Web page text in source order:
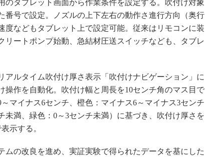
タブレット画面から作業条件を設定する。吹付け対象
番号で設定。ノズルの上下左右の動作さ進行方向（奥行
度などもタブレット上で設定可能。従来はリモコンに装
リートポンプ始動、急結材圧送スイッチなども、タブレ
ルタイム吹付け厚さ表示「吹付けナビゲーション」に
操作を自動化。吹付け幅と周長を10センチ角のマス目で
マイナス6センチ、橙色：マイナス6～マイナス3センチ
未満、緑色：0～3センチ未満）に基づき、吹付け厚さを
示する。
の改良を進め、実証実験で得られたデータを基にした